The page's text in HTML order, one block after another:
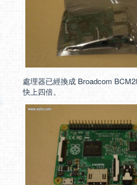
處理器已經換成 Broadcom
快上四倍。